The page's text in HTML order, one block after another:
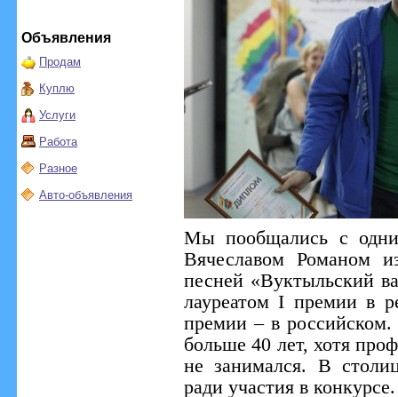
Объявления
Продам
Куплю
Услуги
Работа
Разное
Авто-объявления
Мы пообщались с
Вячеславом Романом
песней «Вуктыльский
лауреатом I премии в
премии – в
больше 40 лет, хотя
не занимался. В
ради участия в конкурсе.